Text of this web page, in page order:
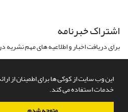
این وب سایت از کوکی ها برای اطمینان از
خدمات استفاده می کند.
اشتراک خبرنامه
برای دریافت اخبار و اطلاعیه های مهم